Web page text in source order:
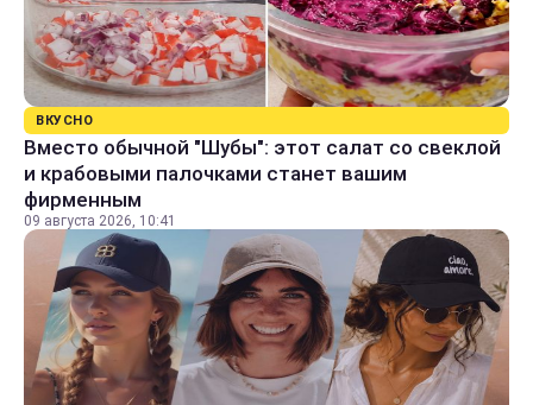
ВКУСНО
Вместо обычной "Шубы": этот салат со свеклой
и крабовыми палочками станет вашим
фирменным
09 августа 2026, 10:41